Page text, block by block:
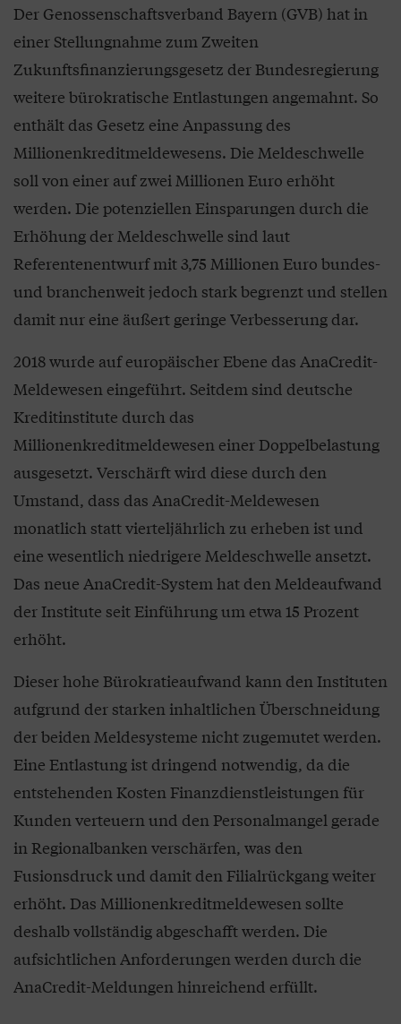
Der Genossenschaftsverband Bayern (GVB) hat in
einer Stellungnahme zum Zweiten
Zukunftsfinanzierungsgesetz der Bundesregierung
weitere bürokratische Entlastungen angemahnt. So
enthält das Gesetz eine Anpassung des
Millionenkreditmeldewesens. Die Meldeschwelle
soll von einer auf zwei Millionen Euro erhöht
werden. Die potenziellen Einsparungen durch die
Erhöhung der Meldeschwelle sind laut
Referentenentwurf mit 3,75 Millionen Euro bundes-
und branchenweit jedoch stark begrenzt und stellen
damit nur eine äußert geringe Verbesserung dar.
2018 wurde auf europäischer Ebene das AnaCredit-
Meldewesen eingeführt. Seitdem sind deutsche
Kreditinstitute durch das
Millionenkreditmeldewesen einer Doppelbelastung
ausgesetzt. Verschärft wird diese durch den
Umstand, dass das AnaCredit-Meldewesen
monatlich statt vierteljährlich zu erheben ist und
eine wesentlich niedrigere Meldeschwelle ansetzt.
Das neue AnaCredit-System hat den Meldeaufwand
der Institute seit Einführung um etwa 15 Prozent
erhöht.
Dieser hohe Bürokratieaufwand kann den Instituten
aufgrund der starken inhaltlichen Überschneidung
der beiden Meldesysteme nicht zugemutet werden.
Eine Entlastung ist dringend notwendig, da die
entstehenden Kosten Finanzdienstleistungen für
Kunden verteuern und den Personalmangel gerade
in Regionalbanken verschärfen, was den
Fusionsdruck und damit den Filialrückgang weiter
erhöht. Das Millionenkreditmeldewesen sollte
deshalb vollständig abgeschafft werden. Die
aufsichtlichen Anforderungen werden durch die
AnaCredit-Meldungen hinreichend erfüllt.